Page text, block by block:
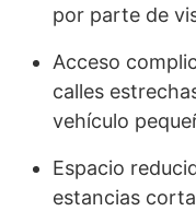
por parte de
Acceso
calles
vehículo
Espacio
estancias